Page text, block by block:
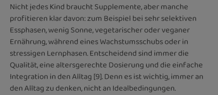
Nicht jedes Kind braucht Supplemente, aber manche
profitieren klar davon: zum Beispiel bei sehr selektiven
Essphasen, wenig Sonne, vegetarischer oder veganer
Ernährung, während eines Wachstumsschubs oder in
stressigen Lernphasen. Entscheidend sind immer die
Qualität, eine altersgerechte Dosierung und die einfache
Integration in den Alltag [9]. Denn es ist wichtig, immer an
den Alltag zu denken, nicht an Idealbedingungen.